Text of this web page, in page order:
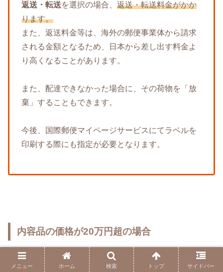
返送・転送を選択の場合、 返送・転送料金がかか
ります。
また、返送料金等は、海外の郵便事業体から請求
される金額となるため、日本から差し出す料金よ
り高くなることがあります。
また、配達できなかった場合に、その荷物を「放
棄」することもできます。
今後、国際郵便マイページサービスにてラベルを
印刷する際にも指定が必要となります。
内容品の価格が20万円超の場合
内容品が20万円を超えるかどうか
メニュー ホーム 検索 トップ サイドバー